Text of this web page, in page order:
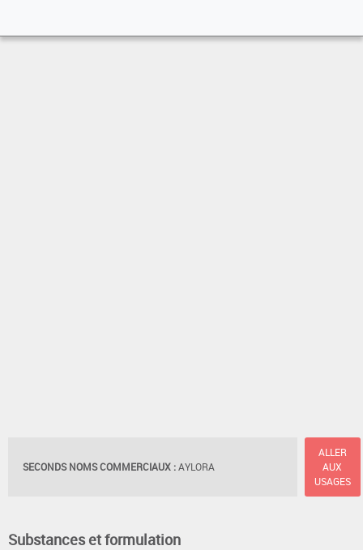
SECONDS NOMS COMMERCIAUX :AYLORA
ALLER
AUX
USAGES
Substances et formulation